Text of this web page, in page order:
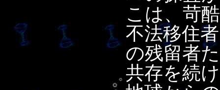
こは、苛
不法移住
の残留者
共存を続